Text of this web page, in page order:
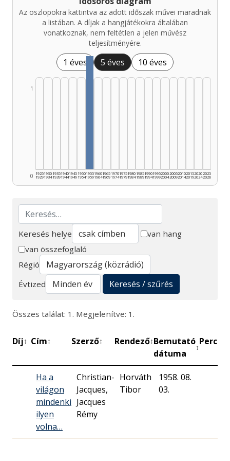
Az oszlopokra kattintva az adott időszak művei maradnak
a listában. A díjak a hangjátékokra általában
vonatkoznak, nem feltétlen a jelen művész
teljesítményére.
1 éves 5 éves 10 éves
0
1
1925
1929
1930
1934
1935
1939
1940
1944
1945
1949
1950
1954
1955
1959
1960
1964
1965
1969
1970
1974
1975
1979
1980
1984
1985
1989
1990
1994
1995
1999
2000
2004
2005
2009
2010
2014
2015
2019
2020
2024
2025
2026
Keresés
Keresés helye
van hang
van összefoglaló
Régió
Évtized
Keresés / szűrés
Összes találat: 1. Megjelenítve: 1.
Díj↕ Cím↕ Szerző↕ Rendező↕Bemutató
dátuma
↕
Perc
Ha a
világon
mindenki
ilyen
volna…
Christian-
Jacques,
Jacques
Rémy
Horváth
1958. 08.
03.